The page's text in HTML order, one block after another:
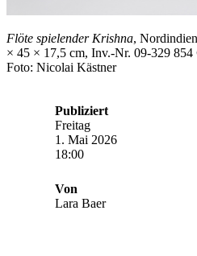
Flöte spielender Krishna,
× 45 × 17,5 cm, Inv.-Nr. 09-329
Foto: Nicolai Kästner
Publiziert
Freitag
1. Mai 2026
18:00
Von
Lara Baer